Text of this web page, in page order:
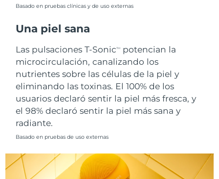
Basado en pruebas clínicas y de uso externas
Una piel sana
Las pulsaciones T-SonicTM
potencian la
microcirculación, canalizando los
nutrientes sobre las células de la piel y
eliminando las toxinas. El 100% de los
usuarios declaró sentir la piel más fresca, y
el 98% declaró sentir la piel más sana y
radiante.
Basado en pruebas de uso externas
Singapur Entrega prevista
Eslovaquia
Eslovenia Entrega prevista 10/08/2026
Sudáfrica Entrega prevista18/08/2026
Corea del Sur Entrega prevista12/08/2026
España
Suiza Entrega prevista10/08/2026